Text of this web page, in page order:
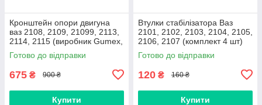
Кронштейн опори двигуна
ваз 2108, 2109, 21099, 2113,
2114, 2115 (виробник Gumex,
Польща)
Готово до відправки
675 ₴ 900 ₴
Купити
Втулки стабілізатора Ваз
2101, 2102, 2103, 2104, 2105,
2106, 2107 (комплект 4 шт)
виробник Gumex, Польща
Готово до відправки
120 ₴ 160 ₴
Купити